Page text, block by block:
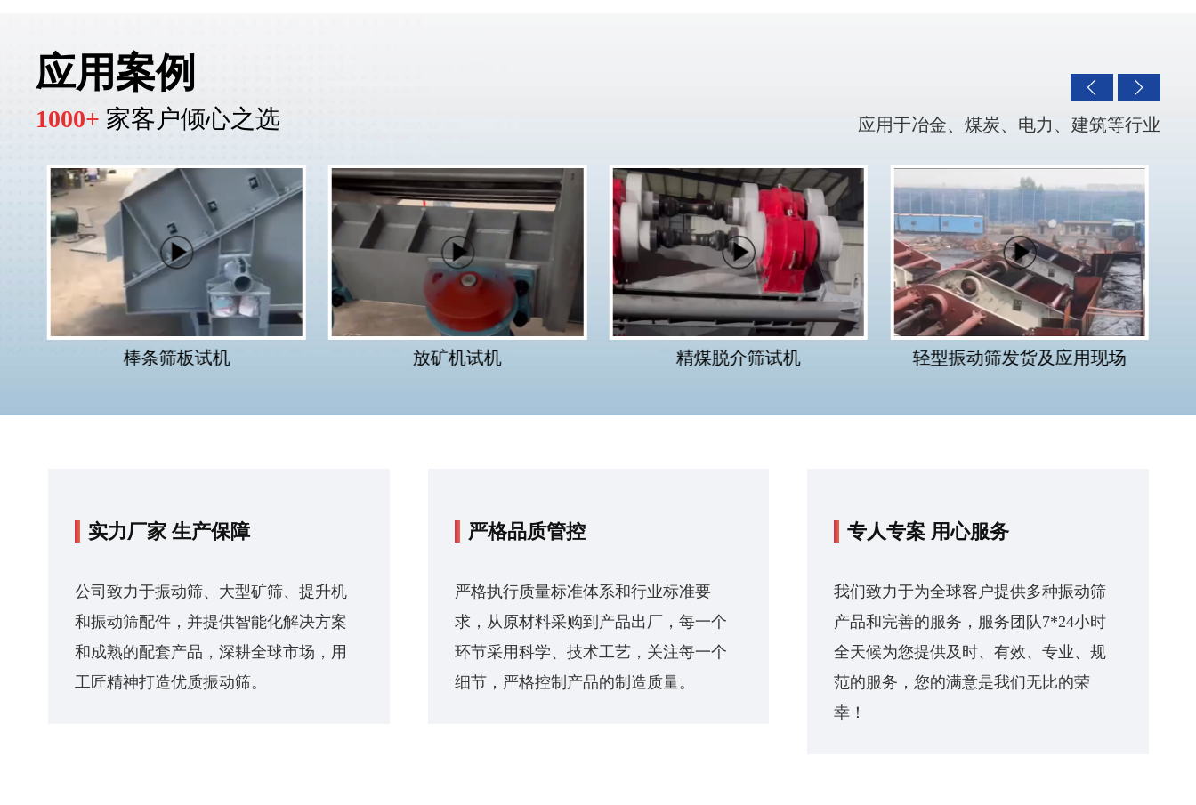
应用案例
1000+ 家客户倾心之选 应用于冶金、煤炭、电力、建筑等行业
棒条筛板试机 放矿机试机 精煤脱介筛试机 轻型振动筛发货及应用现场
实力厂家 生产保障
公司致力于振动筛、大型矿筛、提升机
和振动筛配件，并提供智能化解决方案
和成熟的配套产品，深耕全球市场，用
工匠精神打造优质振动筛。
严格品质管控
严格执行质量标准体系和行业标准要
求，从原材料采购到产品出厂，每一个
环节采用科学、技术工艺，关注每一个
细节，严格控制产品的制造质量。
专人专案 用心服务
我们致力于为全球客户提供多种振动筛
产品和完善的服务，服务团队7*24小时
全天候为您提供及时、有效、专业、规
范的服务，您的满意是我们无比的荣
幸！